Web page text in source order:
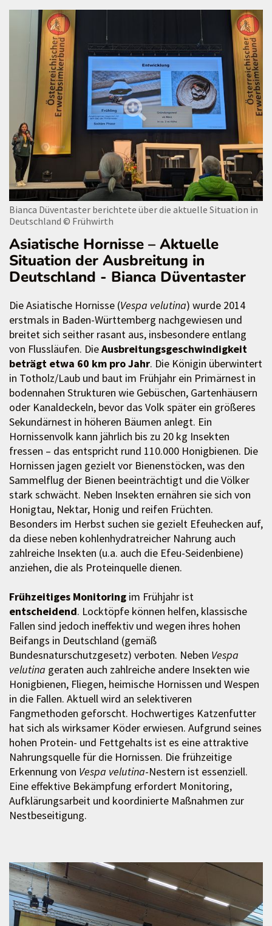
Bianca Düventaster berichtete über die aktuelle Situation in
Deutschland © Frühwirth
Asiatische Hornisse – Aktuelle
Situation der Ausbreitung in
Deutschland - Bianca Düventaster
Die Asiatische Hornisse (Vespa velutina) wurde 2014
erstmals in Baden-Württemberg nachgewiesen und
breitet sich seither rasant aus, insbesondere entlang
von Flussläufen. DieAusbreitungsgeschwindigkeit
beträgt etwa 60 km pro Jahr. Die Königin überwintert
in Totholz/Laub und baut im Frühjahr ein Primärnest in
bodennahen Strukturen wie Gebüschen, Gartenhäusern
oder Kanaldeckeln, bevor das Volk später ein größeres
Sekundärnest in höheren Bäumen anlegt. Ein
Hornissenvolk kann jährlich bis zu 20 kg Insekten
fressen – das entspricht rund 110.000 Honigbienen. Die
Hornissen jagen gezielt vor Bienenstöcken, was den
Sammelflug der Bienen beeinträchtigt und die Völker
stark schwächt. Neben Insekten ernähren sie sich von
Honigtau, Nektar, Honig und reifen Früchten.
Besonders im Herbst suchen sie gezielt Efeuhecken auf,
da diese neben kohlenhydratreicher Nahrung auch
zahlreiche Insekten (u.a. auch die Efeu-Seidenbiene)
anziehen, die als Proteinquelle dienen.
Frühzeitiges Monitoring im Frühjahr ist
entscheidend. Locktöpfe können helfen, klassische
Fallen sind jedoch ineffektiv und wegen ihres hohen
Beifangs in Deutschland (gemäß
Bundesnaturschutzgesetz) verboten. Neben Vespa
velutina geraten auch zahlreiche andere Insekten wie
Honigbienen, Fliegen, heimische Hornissen und Wespen
in die Fallen. Aktuell wird an selektiveren
Fangmethoden geforscht. Hochwertiges Katzenfutter
hat sich als wirksamer Köder erwiesen. Aufgrund seines
hohen Protein- und Fettgehalts ist es eine attraktive
Nahrungsquelle für die Hornissen. Die frühzeitige
Erkennung von Vespa velutina-Nestern ist essenziell.
Eine effektive Bekämpfung erfordert Monitoring,
Aufklärungsarbeit und koordinierte Maßnahmen zur
Nestbeseitigung.